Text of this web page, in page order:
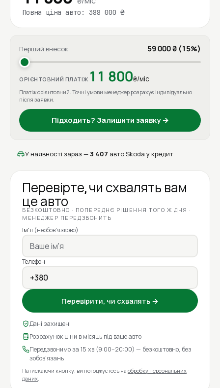
Повна ціна авто: 388 000 ₴
Перший внесок 59 000 ₴ (15%)
ОРІЄНТОВНИЙ ПЛАТІЖ 11 800₴/міс
Платіж орієнтовний. Точні умови менеджер розрахує індивідуально
після заявки.
Підходить? Залишити заявку →
У наявності зараз — 3 407 авто Skoda у кредит
Перевірте, чи схвалять вам
це авто
БЕЗКОШТОВНО · ПОПЕРЕДНЄ РІШЕННЯ ТОГО Ж ДНЯ ·
МЕНЕДЖЕР ПЕРЕДЗВОНИТЬ
Ім'я (необов'язково)
Телефон
Перевірити, чи схвалять →
Дані захищені
Розрахунок ціни в місяць під ваше авто
Передзвонимо за 15 хв (9:00–20:00) — безкоштовно, без
зобов'язань
Натискаючи кнопку, ви погоджуєтесь на обробку персональних
даних.